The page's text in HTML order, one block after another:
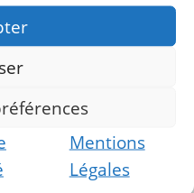
Mentions
Légales